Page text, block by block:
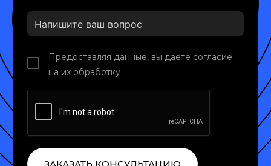
Предоставляя данные, вы даете согласие
на их обработку
ЗАКАЗАТЬ КОНСУЛЬТАЦИЮ